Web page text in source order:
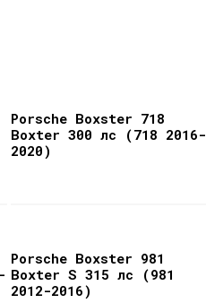
Porsche Boxster 718
Boxter 300 лс (718 2016-
2020)
Porsche Boxster 981
Boxter S 315 лс (981
2012-2016)